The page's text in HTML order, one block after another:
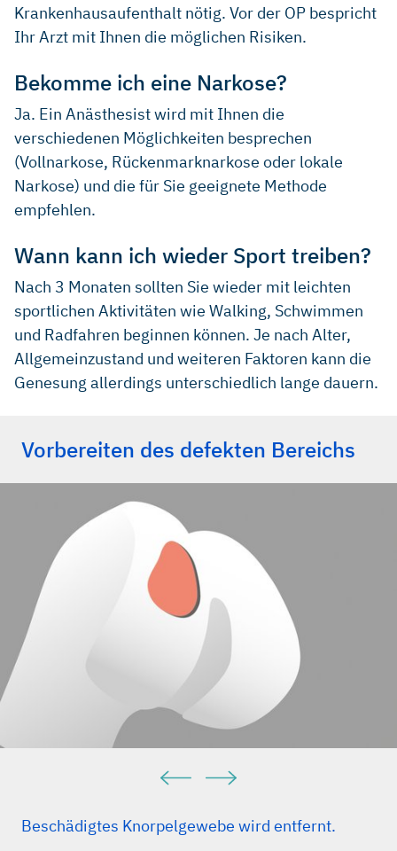
Krankenhausaufenthalt nötig. Vor der OP bespricht
Ihr Arzt mit Ihnen die möglichen Risiken.
Bekomme ich eine Narkose?
Ja. Ein Anästhesist wird mit Ihnen die
verschiedenen Möglichkeiten besprechen
(Vollnarkose, Rückenmarknarkose oder lokale
Narkose) und die für Sie geeignete Methode
empfehlen.
Wann kann ich wieder Sport treiben?
Nach 3 Monaten sollten Sie wieder mit leichten
sportlichen Aktivitäten wie Walking, Schwimmen
und Radfahren beginnen können. Je nach Alter,
Allgemeinzustand und weiteren Faktoren kann die
Genesung allerdings unterschiedlich lange dauern.
Vorbereiten des defekten Bereichs
Beschädigtes Knorpelgewebe wird entfernt.